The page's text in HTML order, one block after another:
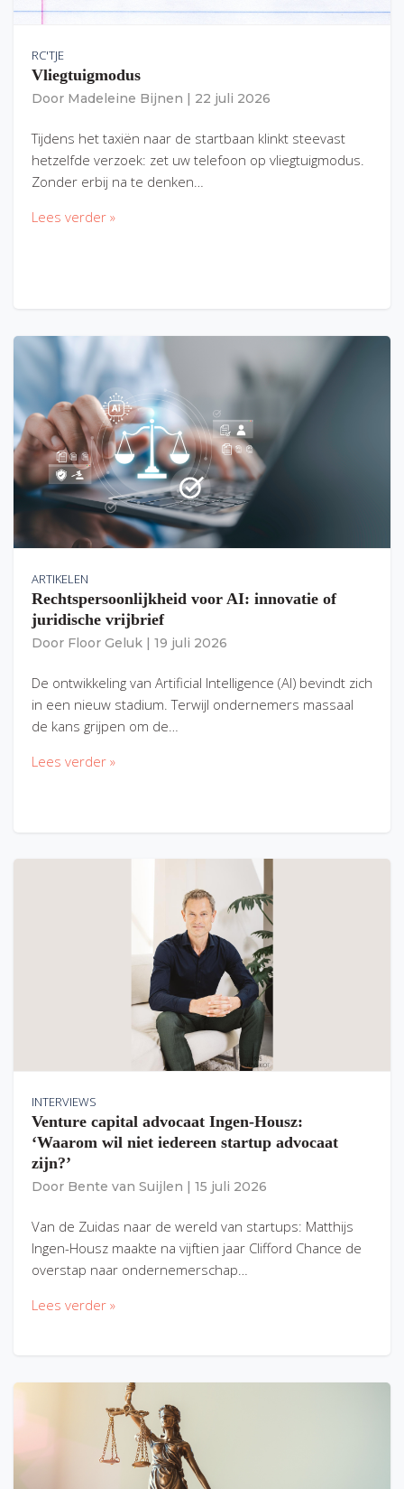
RC'TJE
Vliegtuigmodus
Door Madeleine Bijnen 22 juli 2026
Tijdens het taxiën naar de startbaan klinkt steevast
hetzelfde verzoek: zet uw telefoon op vliegtuigmodus.
Zonder erbij na te denken…
Lees verder »
ARTIKELEN
Rechtspersoonlijkheid voor AI: innovatie of
juridische vrijbrief
Door Floor Geluk 19 juli 2026
De ontwikkeling van Artificial Intelligence (AI) bevindt zich
in een nieuw stadium. Terwijl ondernemers massaal
de kans grijpen om de…
Lees verder »
INTERVIEWS
Venture capital advocaat Ingen-Housz:
‘Waarom wil niet iedereen startup advocaat
zijn?’
Door Bente van Suijlen 15 juli 2026
Van de Zuidas naar de wereld van startups: Matthijs
Ingen-Housz maakte na vijftien jaar Clifford Chance de
overstap naar ondernemerschap…
Lees verder »